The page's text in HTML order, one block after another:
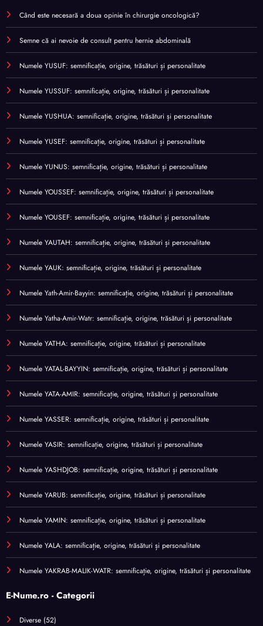
Când este necesară a doua opinie în chirurgie oncologică?
Semne că ai nevoie de consult pentru hernie abdominală
Numele YUSUF: semnificație, origine, trăsături și personalitate
Numele YUSSUF: semnificație, origine, trăsături și personalitate
Numele YUSHUA: semnificație, origine, trăsături și personalitate
Numele YUSEF: semnificație, origine, trăsături și personalitate
Numele YUNUS: semnificație, origine, trăsături și personalitate
Numele YOUSSEF: semnificație, origine, trăsături și personalitate
Numele YOUSEF: semnificație, origine, trăsături și personalitate
Numele YAUTAH: semnificație, origine, trăsături și personalitate
Numele YAUK: semnificație, origine, trăsături și personalitate
Numele Yath-Amir-Bayyin: semnificație, origine, trăsături și personalitate
Numele Yatha-Amir-Watr: semnificație, origine, trăsături și personalitate
Numele YATHA: semnificație, origine, trăsături și personalitate
Numele YATAL-BAYYIN: semnificație, origine, trăsături și personalitate
Numele YATA-AMIR: semnificație, origine, trăsături și personalitate
Numele YASSER: semnificație, origine, trăsături și personalitate
Numele YASIR: semnificație, origine, trăsături și personalitate
Numele YASHDJOB: semnificație, origine, trăsături și personalitate
Numele YARUB: semnificație, origine, trăsături și personalitate
Numele YAMIN: semnificație, origine, trăsături și personalitate
Numele YALA: semnificație, origine, trăsături și personalitate
Numele YAKRAB-MALIK-WATR: semnificație, origine, trăsături și personalitate
E-Nume.ro - Categorii
Diverse (52)